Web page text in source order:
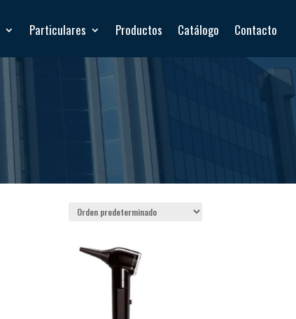
Particulares Productos Catálogo Contacto